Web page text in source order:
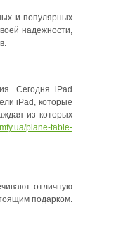
и популярных
надежности,
Сегодня iPad
iPad, которые
из которых
plane-table-
отличную
подарком.